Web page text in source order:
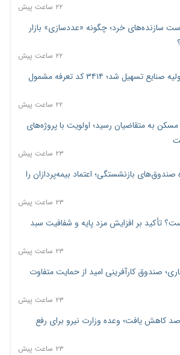
۲۲ ساعت پیش
سازنده‌های خرد؛ چگونه «عددسازی» بازار
۲۲ ساعت پیش
مسیر تأمین مواد اولیه صنایع تسهیل شد؛ ۳۴۱۴ کد تعرفه مشمول
۲۲ ساعت پیش
به متقاضیان رسید؛ اولویت با پروژه‌های
۲۳ ساعت پیش
صندوق‌های بازنشستگی؛ اعتماد بیمه‌پردازان را
۲۳ ساعت پیش
تأکید بر افزایش مزد پایه و شفافیت سبد
۲۳ ساعت پیش
صندوق کارآفرینی امید از حمایت متفاوت
۲۳ ساعت پیش
برق ۳۰ درصد کاهش یافت؛ وعده وزارت نیرو برای رفع
۲۳ ساعت پیش